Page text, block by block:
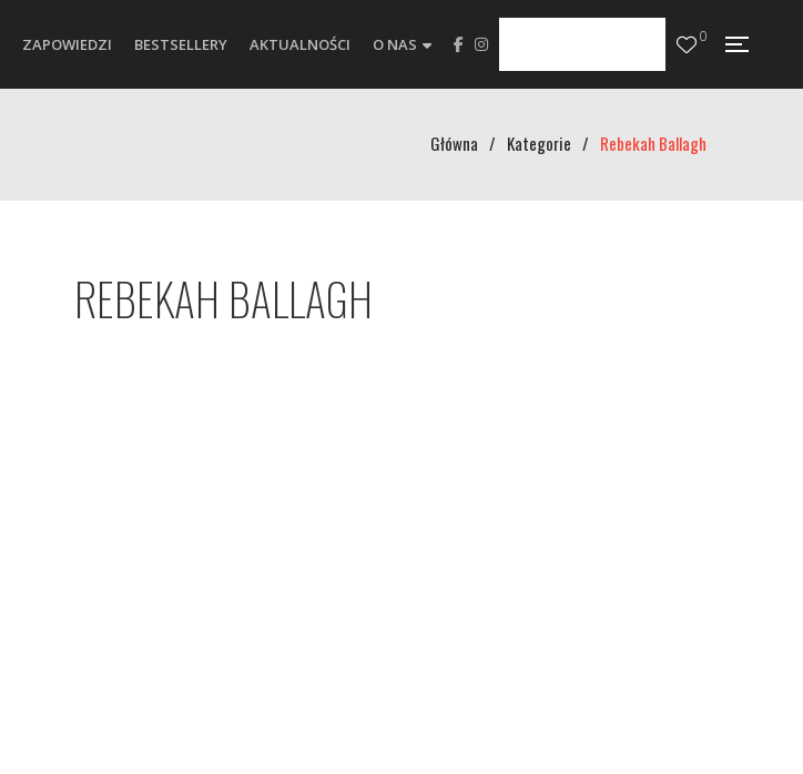
ZAPOWIEDZI BESTSELLERY AKTUALNOŚCI O NAS 0
Główna / Kategorie / Rebekah Ballagh
REBEKAH BALLAGH